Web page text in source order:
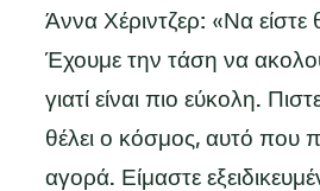
Άννα Χέριντζερ: «Να είστε
Έχουμε την τάση να
γιατί είναι πιο εύκολη.
θέλει ο κόσμος, αυτό που
αγορά. Είμαστε